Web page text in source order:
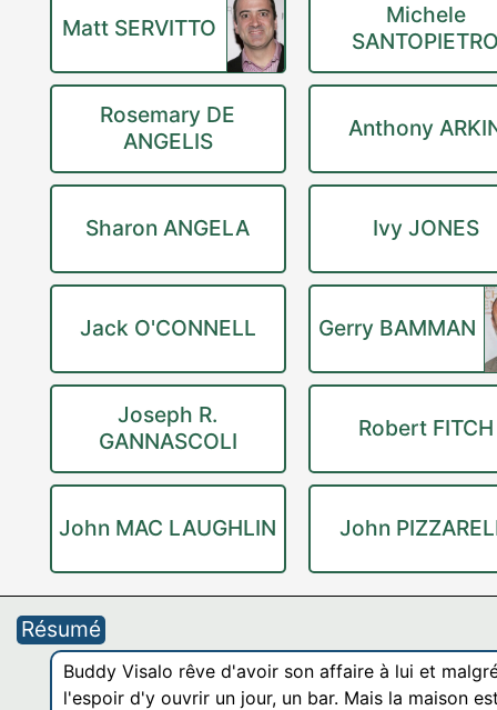
Matt SERVITTO
Michele
Rosemary DE
ANGELIS
Anthony
Sharon ANGELA Ivy JONES
Jack O'CONNELL Gerry BAMMAN
Joseph R.
GANNASCOLI
Robert FITCH
John MAC LAUGHLIN John
Résumé
Buddy Visalo rêve d'avoir son affaire à lui et
l'espoir d'y ouvrir un jour, un bar. Mais la maison